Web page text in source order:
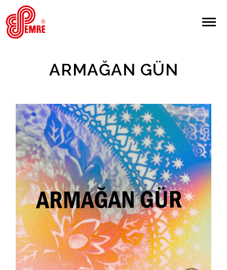
EMRE PLAK
ARAMA
Giriş Yap/Kayıt Ol
Anasayfa
Hakkımızda
Sanatçılar
Albümler
İletişim
ARMAĞAN GÜN